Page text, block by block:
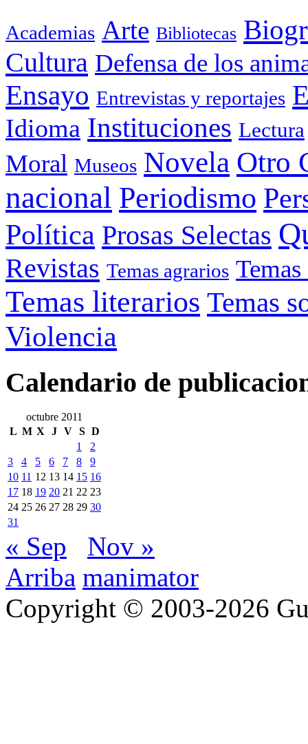
Academias Arte Bibliotecas
Cultura Defensa de los
Ensayo Entrevistas y reportajes
Idioma Instituciones Lectura
Moral Museos Novela Otro
nacional Periodismo
Política Prosas Selectas
Revistas Temas agrarios
Temas literarios Temas
Violencia
Calendario de
octubre 2011
L M X J V S D
1
2
3
4 5 6 7 8
9
10 11 12 13 14 15 16
17 18 19 20 21 22 23
24 25 26 27 28 29 30
31
« Sep
Nov »
Arriba manimator
Copyright © 2003-2026